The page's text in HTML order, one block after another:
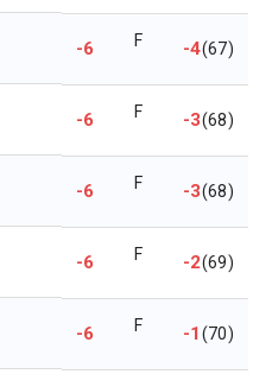
-6 F -4(67)
-6 F -3(68)
-6 F -3(68)
-6 F -2(69)
-6 F -1(70)